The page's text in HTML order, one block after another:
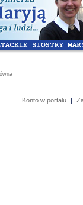
Konto w portalu |